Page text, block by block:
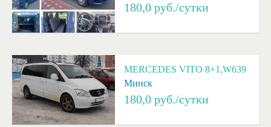
180,0 руб./сутки
MERCEDES VITO 8+1,W639
Минск
180,0 руб./сутки